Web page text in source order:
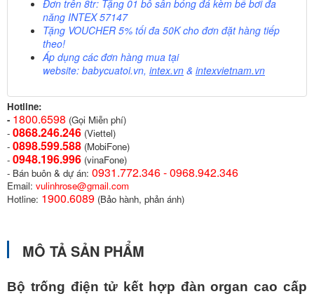
Đơn trên 8tr: Tặng 01 bô sân bóng đá kèm bể bơi đa
năng INTEX 57147
Tặng VOUCHER 5% tối đa 50K cho đơn đặt hàng tiếp
theo!
Áp dụng các đơn hàng mua tại
website: babycuatoi.vn, intex.vn & intexvietnam.vn
Hotline:
- 1800.6598 (Gọi Miễn phí)
- 0868.246.246 (Viettel)
- 0898.599.588 (MobiFone)
- 0948.196.996 (vinaFone)
- Bán buôn & dự án: 0931.772.346 - 0968.942.346
Email: vulinhrose@gmail.com
Hotline: 1900.6089 (Bảo hành, phản ánh)
MÔ TẢ SẢN PHẨM
Bộ trống điện tử kết hợp đàn organ cao cấp